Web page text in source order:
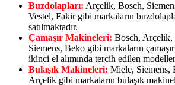
Buzdolapları: Arçelik, Bosch,
Vestel, Fakir gibi markaların
satılmaktadır.
Çamaşır Makineleri: Bosch, Arçelik,
Siemens, Beko gibi markaların
ikinci el alımında tercih edilen
Bulaşık Makineleri: Miele, Siemens,
Arçelik gibi markaların bulaşık